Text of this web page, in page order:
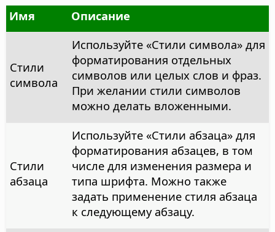
Имя
Описание
Стили
символа
Используйте «Стили символа» для
форматирования отдельных
символов или целых слов и фраз.
При желании стили символов
можно делать вложенными.
Стили
абзаца
Используйте «Стили абзаца» для
форматирования абзацев, в том
числе для изменения размера и
типа шрифта. Можно также
задать применение стиля абзаца
к следующему абзацу.